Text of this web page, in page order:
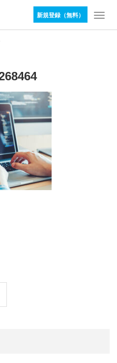
新規登録（無料）
T